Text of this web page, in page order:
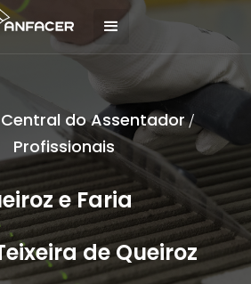
do Assentador/
Profissionais
e Faria
de Queiroz